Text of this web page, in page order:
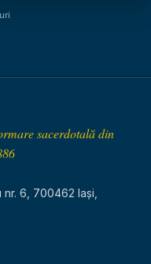
de confidențialitate
sacerdotală din
6, 700462 Iași,